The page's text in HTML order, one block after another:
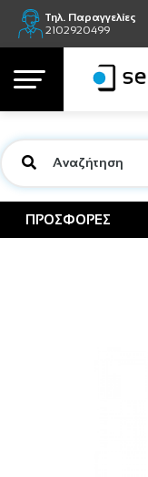
Τηλ. Παραγγελίες
2102920499
ΠΡΟΣΦΟΡΕΣ